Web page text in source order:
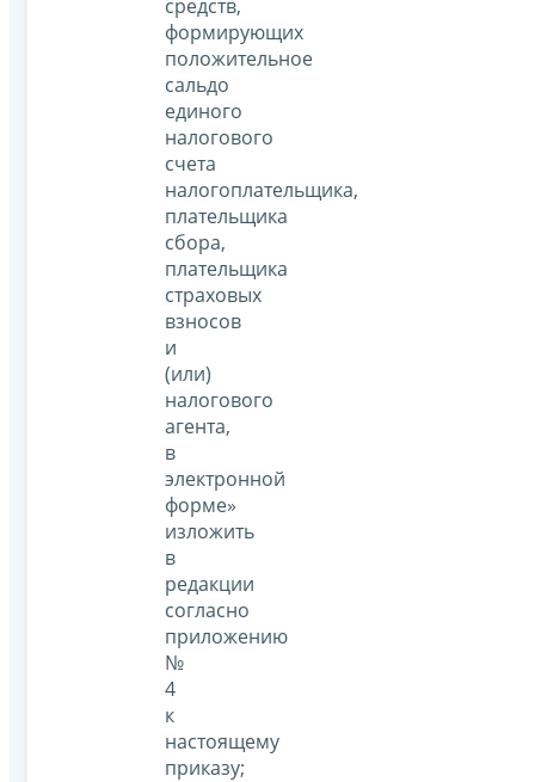
средств,
формирующих
положительное
сальдо
единого
налогового
счета
налогоплательщика,
плательщика
сбора,
плательщика
страховых
взносов
и
(или)
налогового
агента,
в
электронной
форме»
изложить
в
редакции
согласно
приложению
№
4
к
настоящему
приказу;